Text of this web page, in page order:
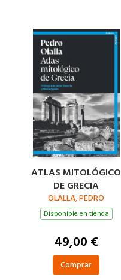
ATLAS MITOLÓGICO
DE GRECIA
OLALLA, PEDRO
Disponible en tienda
49,00 €
Comprar